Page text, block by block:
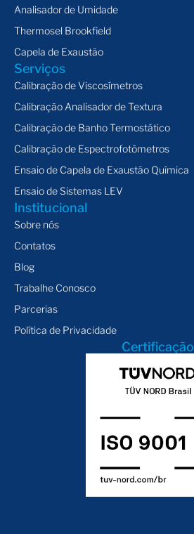
Analisador de Umidade
Thermosel Brookfield
Capela de Exaustão
Serviços
Calibração de Viscosímetros
Calibração Analisador de Textura
Calibração de Banho Termostático
Calibração de Espectrofotômetros
Ensaio de Capela de Exaustão Química
Ensaio de Sistemas LEV
Institucional
Sobre nós
Contatos
Blog
Trabalhe Conosco
Parcerias
Política de Privacidade
Certificação